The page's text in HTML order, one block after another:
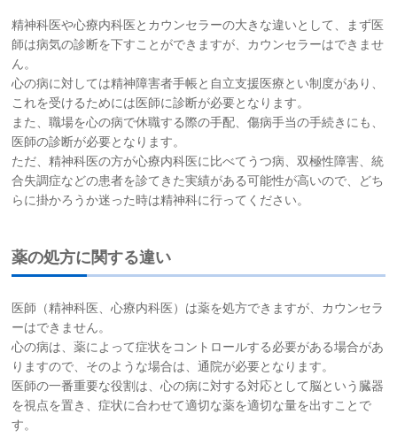
精神科医や心療内科医とカウンセラーの大きな違いとして、まず医
師は病気の診断を下すことができますが、カウンセラーはできませ
ん。
心の病に対しては精神障害者手帳と自立支援医療とい制度があり、
これを受けるためには医師に診断が必要となります。
また、職場を心の病で休職する際の手配、傷病手当の手続きにも、
医師の診断が必要となります。
ただ、精神科医の方が心療内科医に比べてうつ病、双極性障害、統
合失調症などの患者を診てきた実績がある可能性が高いので、どち
らに掛かろうか迷った時は精神科に行ってください。
薬の処方に関する違い
医師（精神科医、心療内科医）は薬を処方できますが、カウンセラ
ーはできません。
心の病は、薬によって症状をコントロールする必要がある場合があ
りますので、そのような場合は、通院が必要となります。
医師の一番重要な役割は、心の病に対する対応として脳という臓器
を視点を置き、症状に合わせて適切な薬を適切な量を出すことで
す。